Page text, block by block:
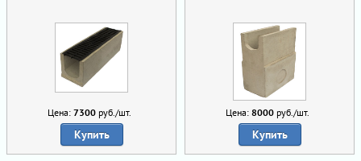
Цена: 7300 руб./шт.
Купить
Цена: 8000 руб./шт.
Купить